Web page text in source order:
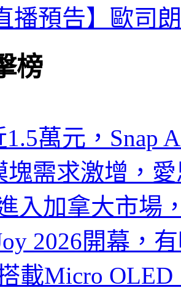
播預告】歐司
榜
1.5萬元，Snap
需求激增，
入加拿大市場
2026開幕，
載Micro